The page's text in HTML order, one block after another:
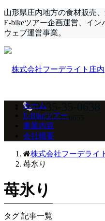
山形県庄内地方の食材販売
E-bikeツアー企画運営、イン
ウェブ運営事業。
0235-35-0638
FAX:0235-35-0655
ホーム
E-Bikeツアー
事業内容
会社概要
株式会社フーデライ
苺氷り
苺氷り
タグ 記事一覧